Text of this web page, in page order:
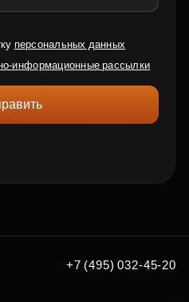
персональных данных
информационные рассылки
+7 (495) 032-45-20